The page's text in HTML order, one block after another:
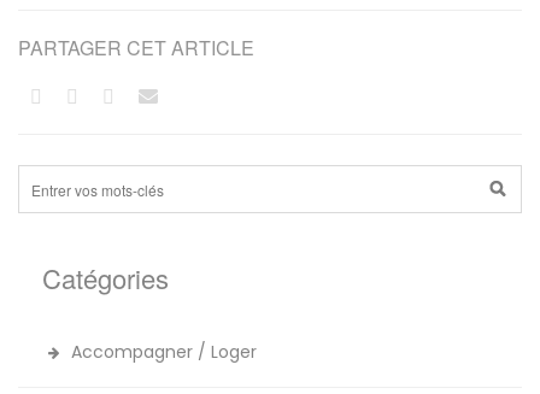
PARTAGER CET ARTICLE
Catégories
Accompagner / Loger